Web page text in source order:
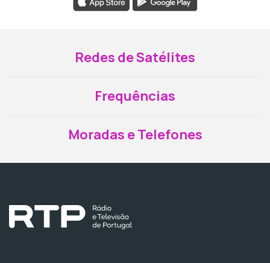
Redes de Satélites
Frequências
Moradas e Telefones